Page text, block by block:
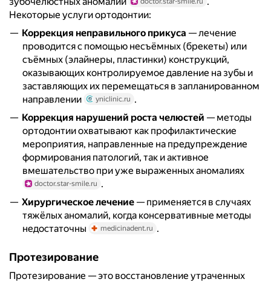
Некоторые услуги ортодонтии:
Коррекция неправильного прикуса — лечение
проводится с помощью несъёмных (брекеты) или
съёмных (элайнеры, пластинки) конструкций,
оказывающих контролируемое давление на зубы и
заставляющих их перемещаться в запланированном
направлении
yniclinic.ru .
Коррекция нарушений роста челюстей — методы
ортодонтии охватывают как профилактические
мероприятия, направленные на предупреждение
формирования патологий, так и активное
вмешательство при уже выраженных аномалиях
doctor.star-smile.ru .
Хирургическое лечение — применяется в случаях
тяжёлых аномалий, когда консервативные методы
недостаточны
medicinadent.ru .
Протезирование
Протезирование — это восстановление утраченных